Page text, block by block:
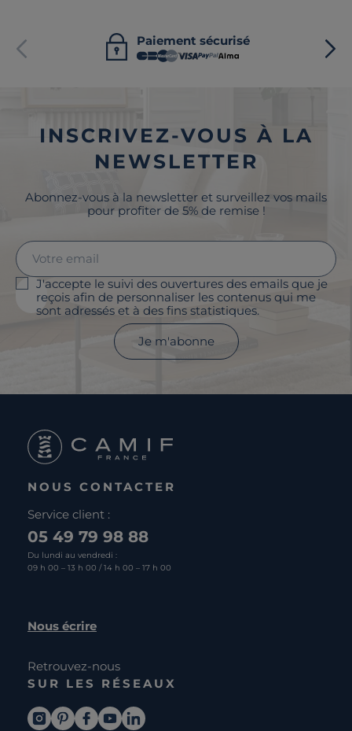
Paiement sécurisé
INSCRIVEZ-VOUS À LA
NEWSLETTER
Abonnez-vous à la newsletter et surveillez vos mails
pour profiter de 5% de remise !
J'accepte le suivi des ouvertures des emails que je
reçois afin de personnaliser les contenus qui me
sont adressés et à des fins statistiques.
Je m'abonne
NOUS CONTACTER
Service client :
05 49 79 98 88
Du lundi au vendredi :
09 h 00 – 13 h 00 / 14 h 00 – 17 h 00
Nous écrire
Retrouvez-nous
SUR LES RÉSEAUX